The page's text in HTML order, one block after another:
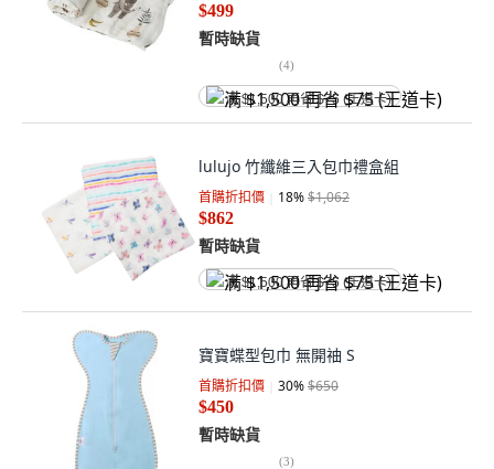
$499
暫時缺貨
(4)
满 $1,500 再省 $75 (王道卡)
lulujo 竹纖維三入包巾禮盒組
首購折扣價 18%$1,062
$862
暫時缺貨
满 $1,500 再省 $75 (王道卡)
寶寶蝶型包巾 無開䄂 S
首購折扣價 30%$650
$450
暫時缺貨
(3)